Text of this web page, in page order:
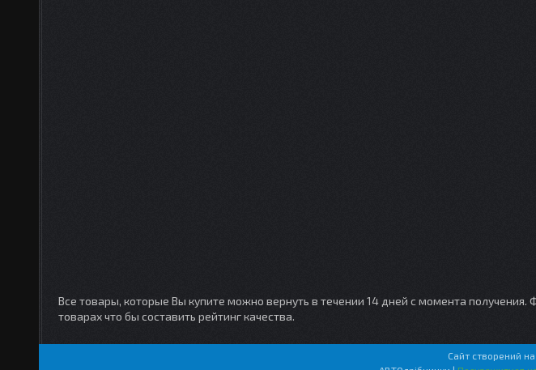
Все товары, которые Вы купите можно вернуть в течении 14 дней с момента
товарах что бы составить рейтинг качества.
Сайт створений